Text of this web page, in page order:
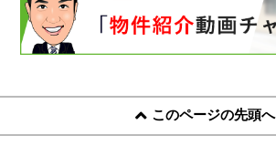
このページの先頭へ